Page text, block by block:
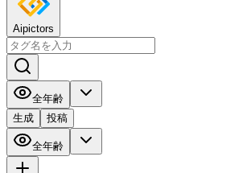
Aipictors
全年齢
生成
投稿
全年齢